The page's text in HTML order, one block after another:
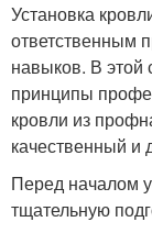
Установка
ответственным
навыков. В этой
принципы
кровли из
качественный и
Перед началом
тщательную